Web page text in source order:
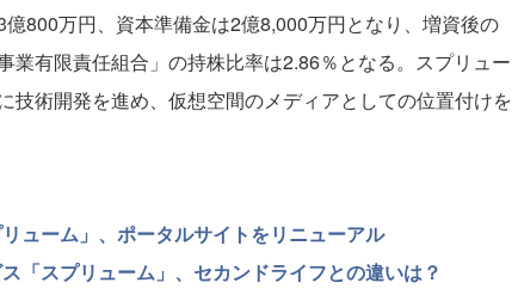
800万円、資本準備金は2億8,000万円となり、増資後の
業有限責任組合」の持株比率は2.86％となる。スプリュー
技術開発を進め、仮想空間のメディアとしての位置付けを
ューム」、ポータルサイトをリニューアル
「スプリューム」、セカンドライフとの違いは？